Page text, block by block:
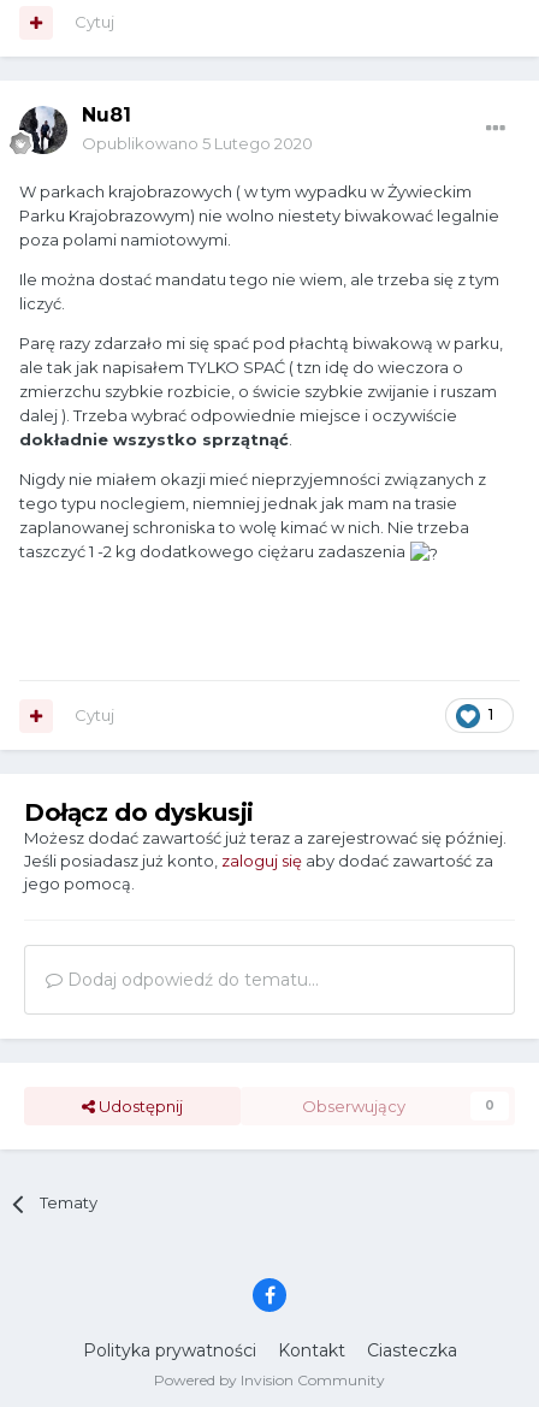
Cytuj
Nu81
Opublikowano 5 Lutego 2020
W parkach krajobrazowych ( w tym wypadku w Żywieckim
Parku Krajobrazowym) nie wolno niestety biwakować legalnie
poza polami namiotowymi.
Ile można dostać mandatu tego nie wiem, ale trzeba się z tym
liczyć.
Parę razy zdarzało mi się spać pod płachtą biwakową w parku,
ale tak jak napisałem TYLKO SPAĆ ( tzn idę do wieczora o
zmierzchu szybkie rozbicie, o świcie szybkie zwijanie i ruszam
dalej ). Trzeba wybrać odpowiednie miejsce i oczywiście
dokładnie wszystko sprzątnąć.
Nigdy nie miałem okazji mieć nieprzyjemności związanych z
tego typu noclegiem, niemniej jednak jak mam na trasie
zaplanowanej schroniska to wolę kimać w nich. Nie trzeba
taszczyć 1 -2 kg dodatkowego ciężaru zadaszenia
1
Cytuj
Dołącz do dyskusji
Możesz dodać zawartość już teraz a zarejestrować się później.
Jeśli posiadasz już konto, zaloguj się aby dodać zawartość za
jego pomocą.
Dodaj odpowiedź do tematu...
Udostępnij Obserwujący 0
Tematy
Polityka prywatności Kontakt Ciasteczka
Powered by Invision Community